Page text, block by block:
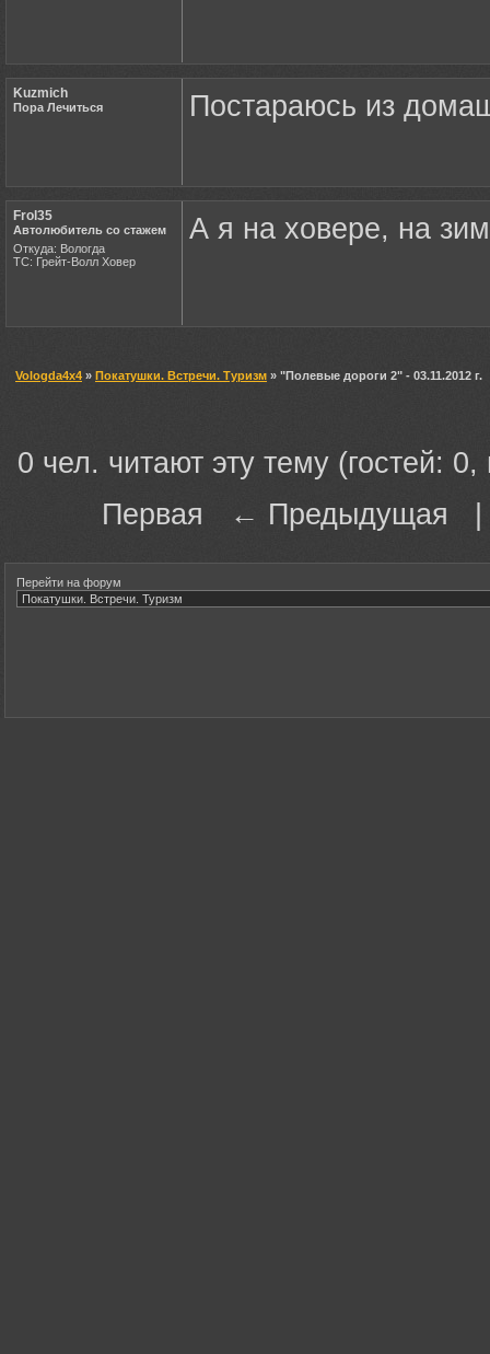
Kuzmich
Пора Лечиться Постараюсь из
Frol35
Автолюбитель со стажем
Откуда: Вологда
ТС: Грейт-Волл Ховер
А я на ховере, на
Vologda4x4 » Покатушки. Встречи. Туризм » "Полевые дороги 2" - 03.11.2012 г.
0 чел. читают эту тему (гостей:
Первая ← Предыдущая
Перейти на форум